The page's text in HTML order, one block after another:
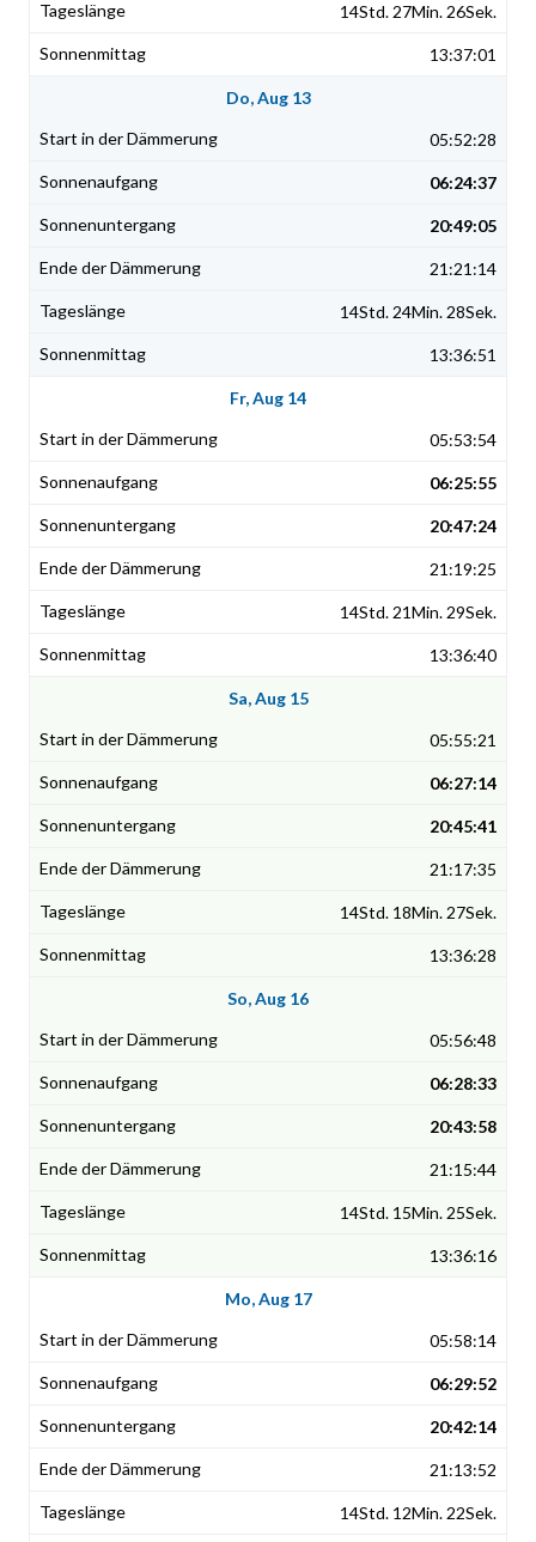
14Std. 27Min. 26Sek.
13:37:01
Do, Aug 13
05:52:28
06:24:37
20:49:05
21:21:14
14Std. 24Min. 28Sek.
13:36:51
Fr, Aug 14
05:53:54
06:25:55
20:47:24
21:19:25
14Std. 21Min. 29Sek.
13:36:40
Sa, Aug 15
05:55:21
06:27:14
20:45:41
21:17:35
14Std. 18Min. 27Sek.
13:36:28
So, Aug 16
05:56:48
06:28:33
20:43:58
21:15:44
14Std. 15Min. 25Sek.
13:36:16
Mo, Aug 17
05:58:14
06:29:52
20:42:14
21:13:52
14Std. 12Min. 22Sek.